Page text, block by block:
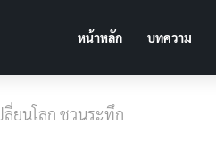
หน้าหลัก บทความ
ลี่ยนโลก ชวนระทึก